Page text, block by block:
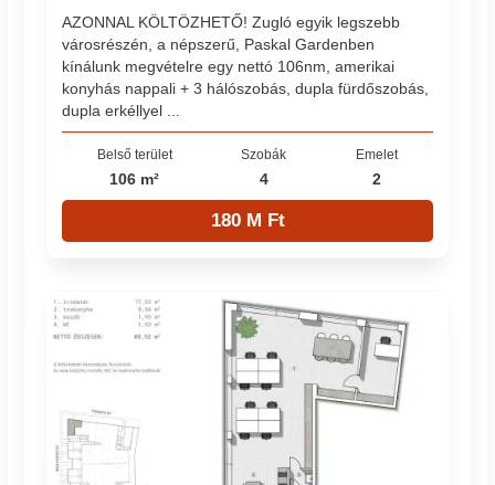
AZONNAL KÖLTÖZHETŐ! Zugló egyik legszebb
városrészén, a népszerű, Paskal Gardenben
kínálunk megvételre egy nettó 106nm, amerikai
konyhás nappali + 3 hálószobás, dupla fürdőszobás,
dupla erkéllyel ...
Belső terület
106 m²
Szobák
4
Emelet
2
180 M Ft